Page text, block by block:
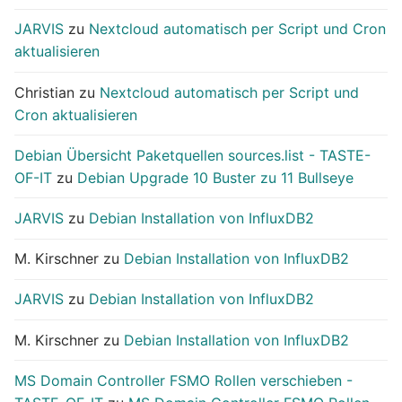
JARVIS zu Nextcloud automatisch per Script und Cron
aktualisieren
Christian zu Nextcloud automatisch per Script und
Cron aktualisieren
Debian Übersicht Paketquellen sources.list - TASTE-
OF-IT zu Debian Upgrade 10 Buster zu 11 Bullseye
JARVIS zu Debian Installation von InfluxDB2
M. Kirschner zu Debian Installation von InfluxDB2
JARVIS zu Debian Installation von InfluxDB2
M. Kirschner zu Debian Installation von InfluxDB2
MS Domain Controller FSMO Rollen verschieben -